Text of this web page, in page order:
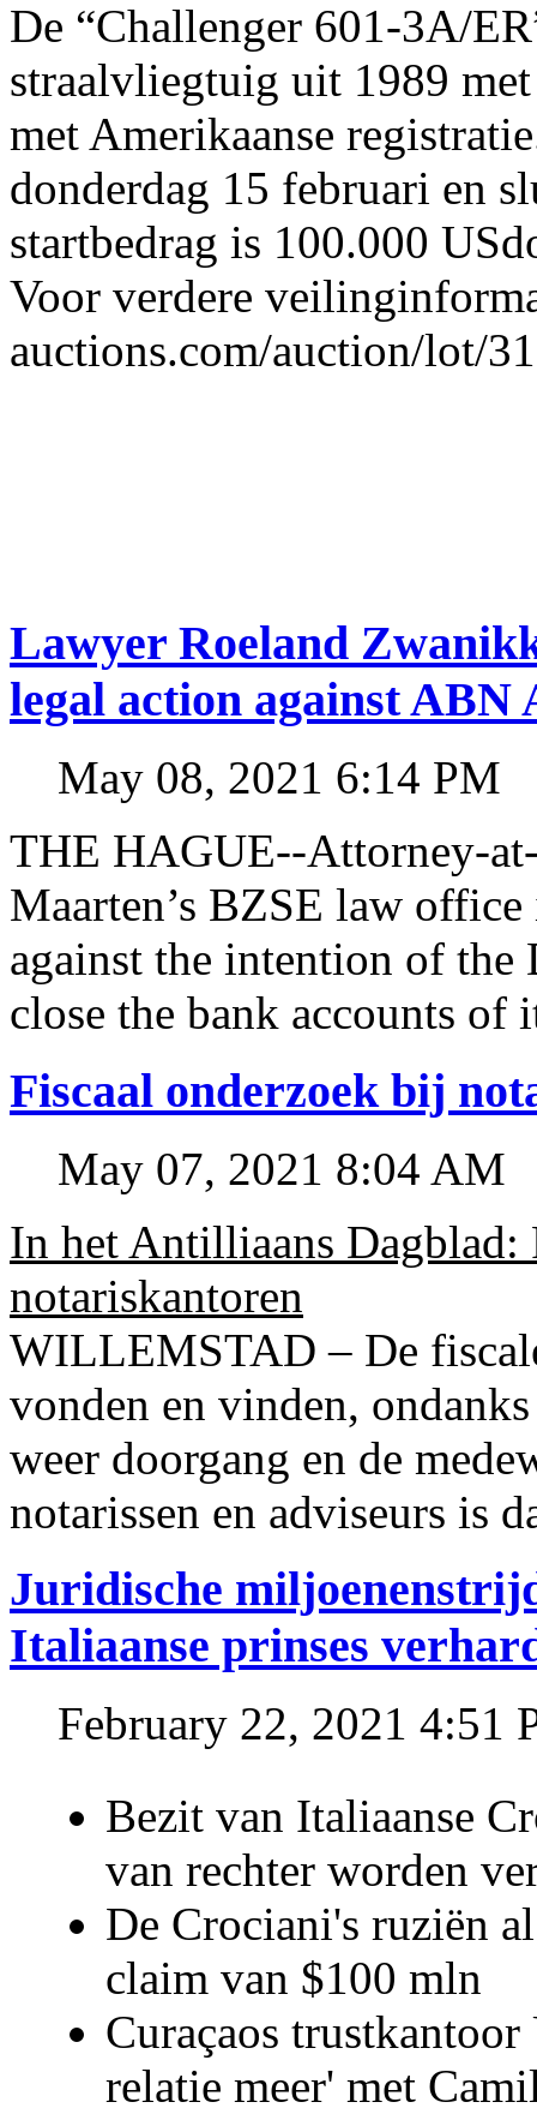
De “Challenger 601-3A/
straalvliegtuig uit 1989
met Amerikaanse
donderdag 15 februari en
startbedrag is 100.000
Voor verdere
auctions.com/auction/lot/
Lawyer Roeland
legal action against
May 08, 2021 6:14 PM
THE HAGUE--Attorney-
Maarten’s BZSE law
against the intention of
close the bank accounts of
Fiscaal onderzoek bij
May 07, 2021 8:04 AM
In het Antilliaans Dagblad:
notariskantoren
WILLEMSTAD – De
vonden en vinden,
weer doorgang en de
notarissen en adviseurs is
Juridische
Italiaanse prinses
February 22, 2021 4:51
Bezit van Italiaanse
van rechter worden
De Crociani's ruziën
claim van $100 mln
Curaçaos
relatie meer' met